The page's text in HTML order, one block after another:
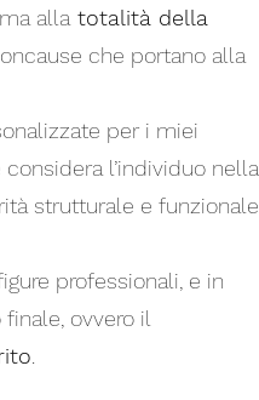
alla totalità della
che portano alla
per i miei
considera l’individuo nella
strutturale e funzionale
professionali, e in
ovvero il